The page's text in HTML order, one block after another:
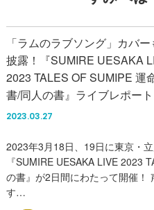
「ラムのラブソング」カバー
披露！『SUMIRE UESAKA
2023 TALES OF SUMIPE 運
書/同人の書』ライブレポート
2023.03.27
2023年3月18日、19日に東京・立
『SUMIRE UESAKA LIVE 2023
の書』が2日間にわたって開催！
す…